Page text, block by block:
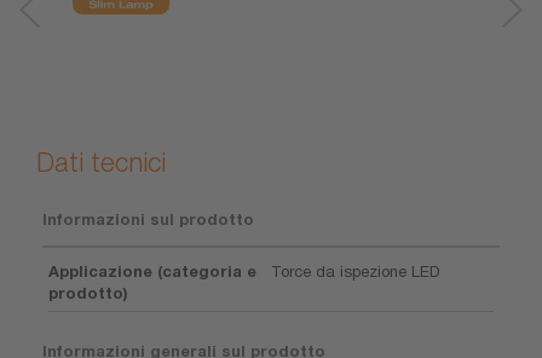
Dati tecnici
Informazioni sul prodotto
Applicazione (categoria e
prodotto)
Torce da ispezione LED
Informazioni generali sul prodotto